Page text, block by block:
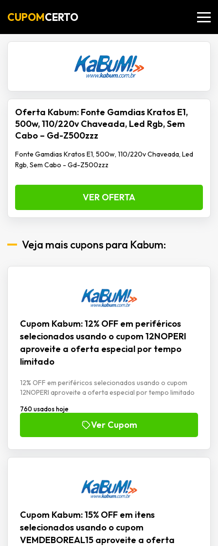
CUPOMCERTO
Oferta Kabum: Fonte Gamdias Kratos E1,
500w, 110/220v Chaveada, Led Rgb, Sem
Cabo – Gd-Z500zzz
Fonte Gamdias Kratos E1, 500w, 110/220v Chaveada, Led
Rgb, Sem Cabo - Gd-Z500zzz
VER OFERTA
Veja mais cupons para Kabum:
Cupom Kabum: 12% OFF em periféricos
selecionados usando o cupom 12NOPERI
aproveite a oferta especial por tempo
limitado
12% OFF em periféricos selecionados usando o cupom
12NOPERI aproveite a oferta especial por tempo limitado
760 usados hoje
Ver Cupom
Cupom Kabum: 15% OFF em itens
selecionados usando o cupom
VEMDEBOREAL15 aproveite a oferta